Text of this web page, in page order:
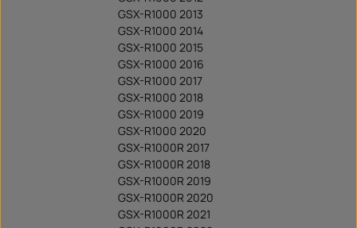
GSX-R1000 2013
GSX-R1000 2014
GSX-R1000 2015
GSX-R1000 2016
GSX-R1000 2017
GSX-R1000 2018
GSX-R1000 2019
GSX-R1000 2020
GSX-R1000R 2017
GSX-R1000R 2018
GSX-R1000R 2019
GSX-R1000R 2020
GSX-R1000R 2021